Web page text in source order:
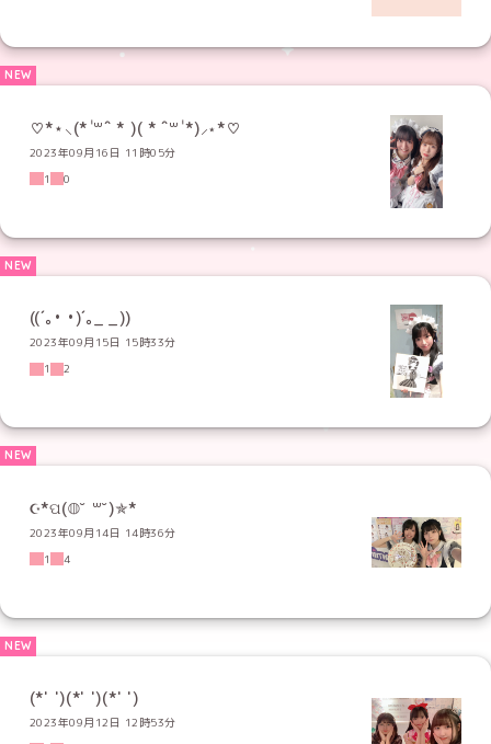
♡*⋆⸜(* ॑꒳ˆ * )( * ˆ꒳ ॑*)⸝⋆*♡
2023年09月16日 11時05分
1
0
((´｡• •)´｡_ _))
2023年09月15日 15時33分
1
2
☪︎*ପ(◍˘ ꒳˘)✯*
2023年09月14日 14時36分
1
4
(*' ')(*' ')(*' ')
2023年09月12日 12時53分